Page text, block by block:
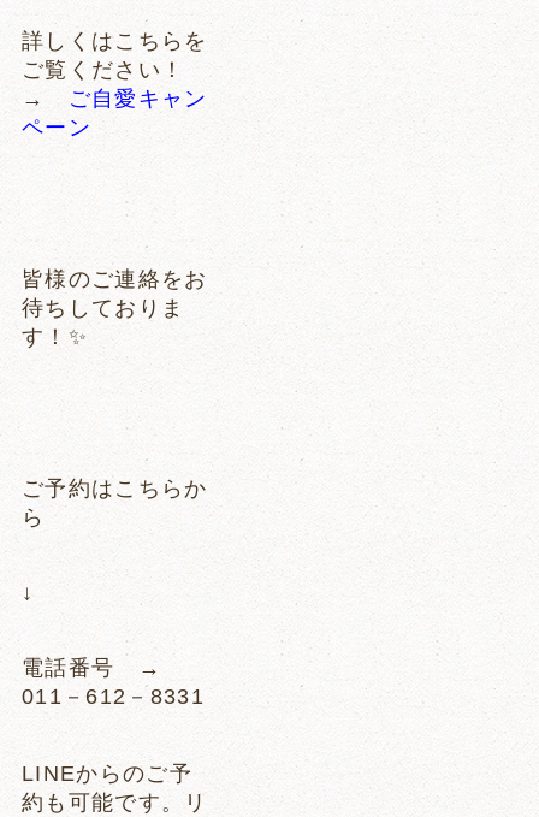
詳しくはこちらを
ご覧ください！
→
ご自愛キャン
ペーン
皆様のご連絡をお
待ちしておりま
す！✨
ご予約はこちらか
ら
↓
電話番号 →
011－612－8331
LINEからのご予
約も可能です。リ